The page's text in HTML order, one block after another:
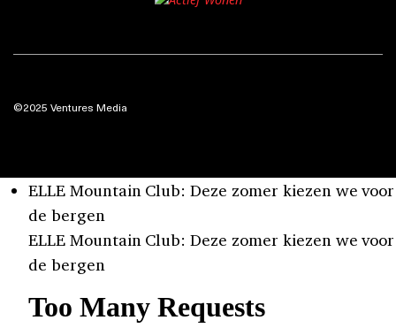
©2025 Ventures Media
ELLE Mountain Club: Deze zomer kiezen we voor
de bergen
ELLE Mountain Club: Deze zomer kiezen we voor
de bergen